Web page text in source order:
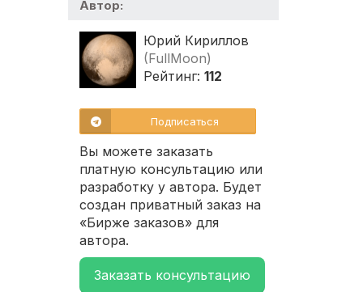
Автор:
Юрий Кириллов
(FullMoon)
Рейтинг: 112
Подписаться
Вы можете заказать
платную консультацию или
разработку у автора. Будет
создан приватный заказ на
«Бирже заказов» для
автора.
Заказать консультацию